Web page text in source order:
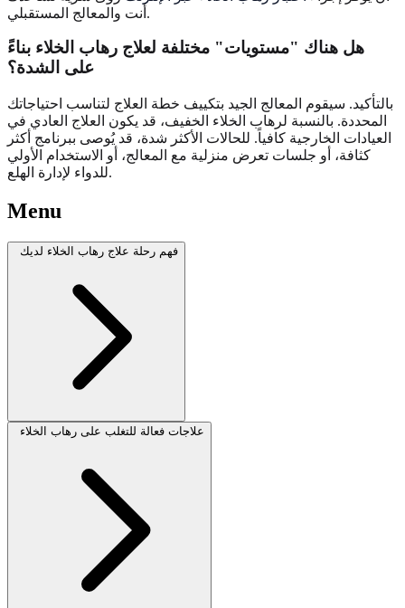
أنت والمعالج المستقبلي.
هل هناك "مستويات" مختلفة لعلاج رهاب الخلاء بناءً
على الشدة؟
بالتأكيد. سيقوم المعالج الجيد بتكييف خطة العلاج لتناسب احتياجاتك
المحددة. بالنسبة لرهاب الخلاء الخفيف، قد يكون العلاج العادي في
العيادات الخارجية كافياً. للحالات الأكثر شدة، قد يُوصى ببرنامج أكثر
كثافة، أو جلسات تعرض منزلية مع المعالج، أو الاستخدام الأولي
للدواء لإدارة الهلع.
Menu
فهم رحلة علاج رهاب الخلاء لديك
علاجات فعالة للتغلب على رهاب الخلاء